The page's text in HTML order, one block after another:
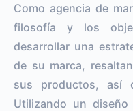
Como agencia de
filosofía y los
desarrollar una
de su marca,
sus productos, así
Utilizando un